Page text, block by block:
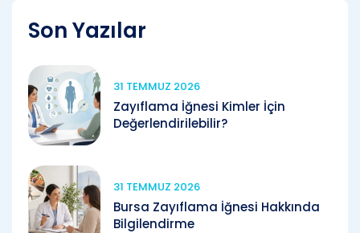
Son Yazılar
31 TEMMUZ 2026
Zayıflama İğnesi Kimler İçin
Değerlendirilebilir?
31 TEMMUZ 2026
Bursa Zayıflama İğnesi Hakkında
Bilgilendirme